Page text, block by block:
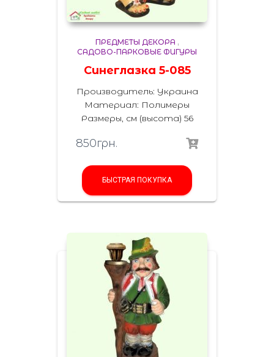
ПРЕДМЕТЫ ДЕКОРА ,
САДОВО-ПАРКОВЫЕ ФИГУРЫ
Синеглазка 5-085
Производитель: Украина
Материал: Полимеры
Размеры, см (высота) 56
850грн.
БЫСТРАЯ ПОКУПКА